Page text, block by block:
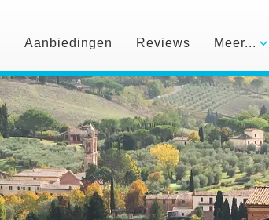
Aanbiedingen Reviews Meer...